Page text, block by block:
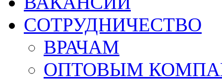
СОТРУДНИЧЕСТВО
ВРАЧАМ
ОПТОВЫМ